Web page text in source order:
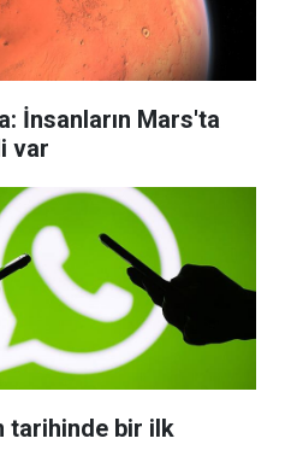
İnsanların Mars'ta
var
tarihinde bir ilk